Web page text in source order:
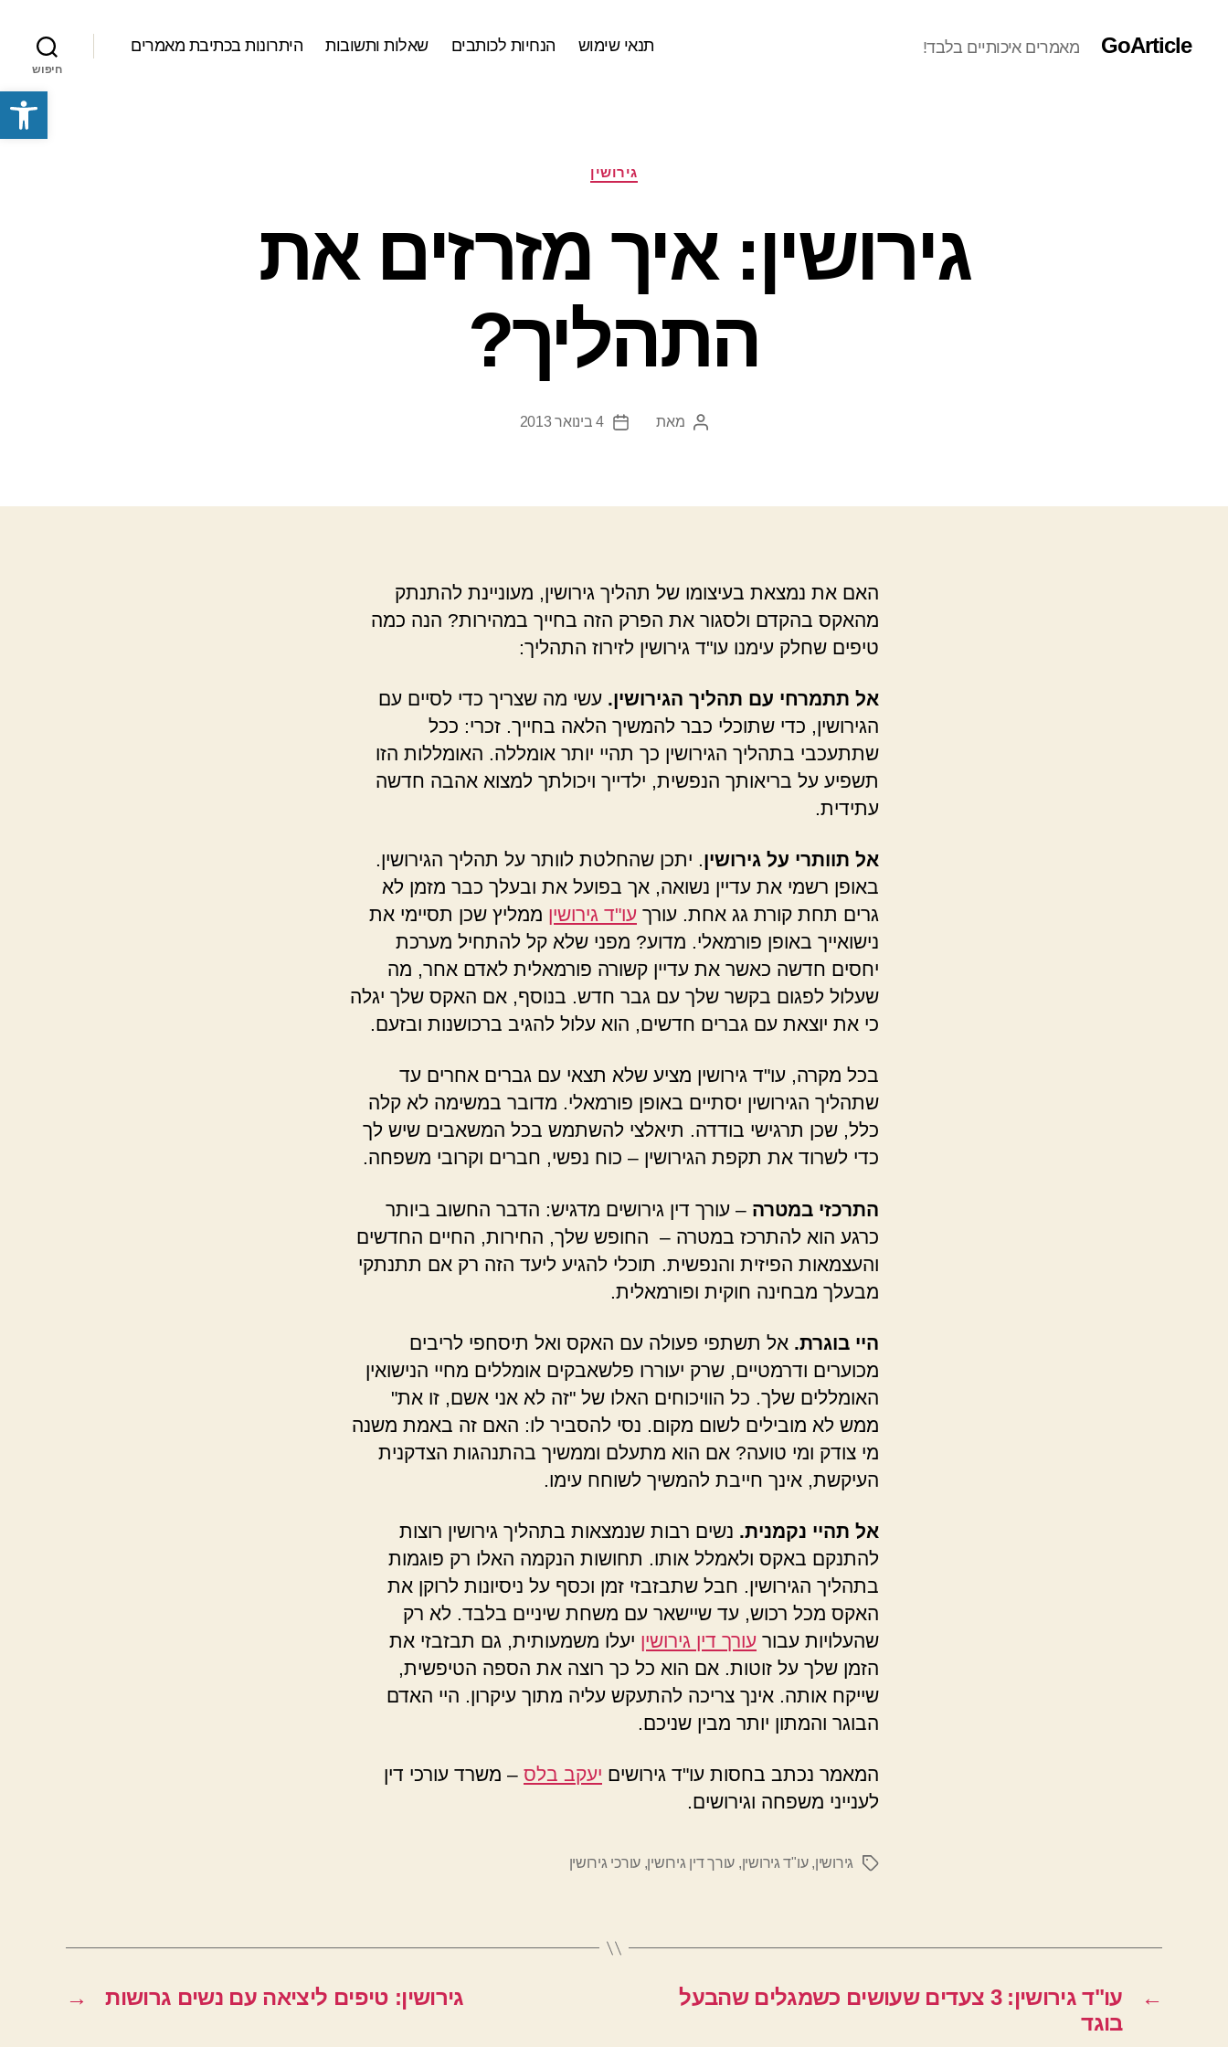
פתח סרגל נגישות
GoArticle מאמרים איכותיים בלבד! תנאי שימוש הנחיות לכותבים שאלות ותשובות היתרונות בכתיבת מאמרים
חיפוש
קטגוריותגירושין
גירושין: איך מזרזים את
התהליך?
המחבר
מאת
תאריך
4 בינואר 2013
האם את נמצאת בעיצומו של תהליך גירושין, מעוניינת להתנתק
מהאקס בהקדם ולסגור את הפרק הזה בחייך במהירות? הנה כמה
טיפים שחלק עימנו עו"ד גירושין לזירוז התהליך:
אל תתמרחי עם תהליך הגירושין. עשי מה שצריך כדי לסיים עם
הגירושין, כדי שתוכלי כבר להמשיך הלאה בחייך. זכרי: ככל
שתתעכבי בתהליך הגירושין כך תהיי יותר אומללה. האומללות הזו
תשפיע על בריאותך הנפשית, ילדייך ויכולתך למצוא אהבה חדשה
עתידית.
אל תוותרי על גירושין. יתכן שהחלטת לוותר על תהליך הגירושין.
באופן רשמי את עדיין נשואה, אך בפועל את ובעלך כבר מזמן לא
גרים תחת קורת גג אחת. עורך עו"ד גירושין ממליץ שכן תסיימי את
נישואייך באופן פורמאלי. מדוע? מפני שלא קל להתחיל מערכת
יחסים חדשה כאשר את עדיין קשורה פורמאלית לאדם אחר, מה
שעלול לפגום בקשר שלך עם גבר חדש. בנוסף, אם האקס שלך יגלה
כי את יוצאת עם גברים חדשים, הוא עלול להגיב ברכושנות ובזעם.
בכל מקרה, עו"ד גירושין מציע שלא תצאי עם גברים אחרים עד
שתהליך הגירושין יסתיים באופן פורמאלי. מדובר במשימה לא קלה
כלל, שכן תרגישי בודדה. תיאלצי להשתמש בכל המשאבים שיש לך
כדי לשרוד את תקפת הגירושין – כוח נפשי, חברים וקרובי משפחה.
התרכזי במטרה – עורך דין גירושים מדגיש: הדבר החשוב ביותר
כרגע הוא להתרכז במטרה – החופש שלך, החירות, החיים החדשים
והעצמאות הפיזית והנפשית. תוכלי להגיע ליעד הזה רק אם תתנתקי
מבעלך מבחינה חוקית ופורמאלית.
היי בוגרת. אל תשתפי פעולה עם האקס ואל תיסחפי לריבים
מכוערים ודרמטיים, שרק יעוררו פלשאבקים אומללים מחיי הנישואין
האומללים שלך. כל הוויכוחים האלו של "זה לא אני אשם, זו את"
ממש לא מובילים לשום מקום. נסי להסביר לו: האם זה באמת משנה
מי צודק ומי טועה? אם הוא מתעלם וממשיך בהתנהגות הצדקנית
העיקשת, אינך חייבת להמשיך לשוחח עימו.
אל תהיי נקמנית. נשים רבות שנמצאות בתהליך גירושין רוצות
להתנקם באקס ולאמלל אותו. תחושות הנקמה האלו רק פוגמות
בתהליך הגירושין. חבל שתבזבזי זמן וכסף על ניסיונות לרוקן את
האקס מכל רכוש, עד שיישאר עם משחת שיניים בלבד. לא רק
שהעלויות עבור עורך דין גירושין יעלו משמעותית, גם תבזבזי את
הזמן שלך על זוטות. אם הוא כל כך רוצה את הספה הטיפשית,
שייקח אותה. אינך צריכה להתעקש עליה מתוך עיקרון. היי האדם
הבוגר והמתון יותר מבין שניכם.
המאמר נכתב בחסות עו"ד גירושים יעקב בלס – משרד עורכי דין
לענייני משפחה וגירושים.
תגיותגירושין,עו"ד גירושין, עורך דין גירושין, עורכי גירושין
←
עו"ד גירושין: 3 צעדים שעושים כשמגלים שהבעל
בוגד
→ גירושין: טיפים ליציאה עם נשים גרושות